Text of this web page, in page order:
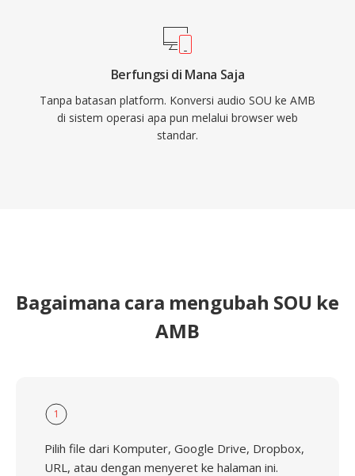
Berfungsi di Mana Saja
Tanpa batasan platform. Konversi audio SOU ke AMB
di sistem operasi apa pun melalui browser web
standar.
Bagaimana cara mengubah SOU ke
AMB
1
Pilih file dari Komputer, Google Drive, Dropbox,
URL, atau dengan menyeret ke halaman ini.